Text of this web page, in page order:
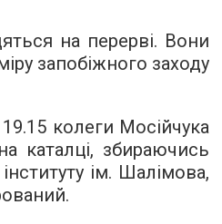
на перерві. Вони
запобіжного заходу
колеги Мосійчука
каталці, збираючись
ім. Шалімова,